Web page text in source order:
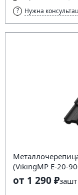
Нужна
(VikingMP E-20-
от 1 290 ₽зашт